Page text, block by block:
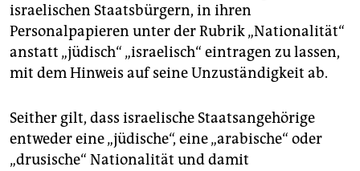
israelischen Staatsbürgern, in ihren
Personalpapieren unter der Rubrik „Nationalität“
anstatt „jüdisch“ „israelisch“ eintragen zu lassen,
mit dem Hinweis auf seine Unzuständigkeit ab.
Seither gilt, dass israelische Staatsangehörige
entweder eine „jüdische“, eine „arabische“ oder
„drusische“ Nationalität und damit